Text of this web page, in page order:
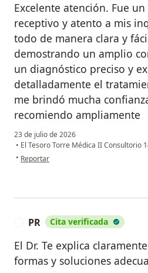
Excelente atención. Fue
receptivo y atento a mis
todo de manera clara y
demostrando un amplio
un diagnóstico preciso y
detalladamente el
me brindó mucha
recomiendo ampliamente
23 de julio de 2026
• El Tesoro Torre Médica II Consultorio
• en opinión del usuario Freddy A
Reportar
PR Cita verificada
El Dr. Te explica
formas y soluciones